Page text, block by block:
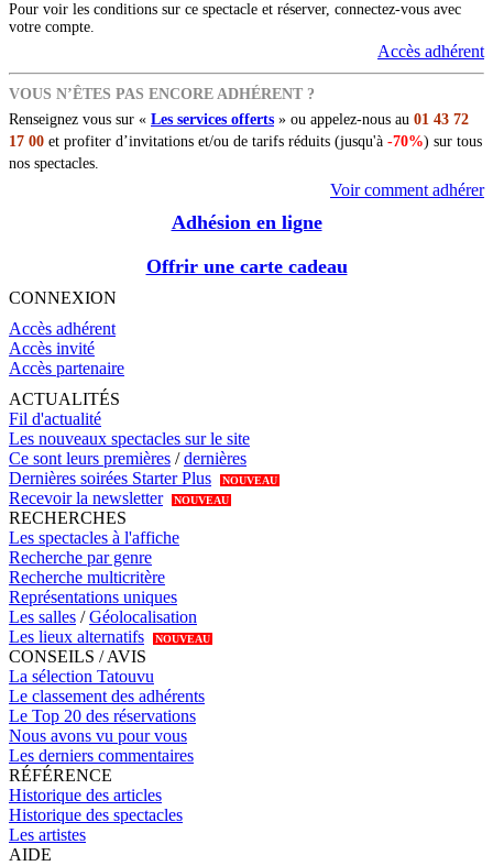
Pour voir les conditions sur ce spectacle et réserver, connectez-vous avec
votre compte.
Accès adhérent
VOUS N’ÊTES PAS ENCORE ADHÉRENT ?
Renseignez vous sur « Les services offerts » ou appelez-nous au 01 43 72
17 00 et profiter d’invitations et/ou de tarifs réduits (jusqu'à -70%) sur tous
nos spectacles.
Voir comment adhérer
Adhésion en ligne
Offrir une carte cadeau
CONNEXION
Accès adhérent
Accès invité
Accès partenaire
ACTUALITÉS
Fil d'actualité
Les nouveaux spectacles sur le site
Ce sont leurs premières /dernières
Dernières soirées Starter Plus
NOUVEAU
Recevoir la newsletter NOUVEAU
RECHERCHES
Les spectacles à l'affiche
Recherche par genre
Recherche multicritère
Représentations uniques
Les salles /Géolocalisation
Les lieux alternatifs
NOUVEAU
CONSEILS / AVIS
La sélection Tatouvu
Le classement des adhérents
Le Top 20 des réservations
Nous avons vu pour vous
Les derniers commentaires
RÉFÉRENCE
Historique des articles
Historique des spectacles
Les artistes
AIDE